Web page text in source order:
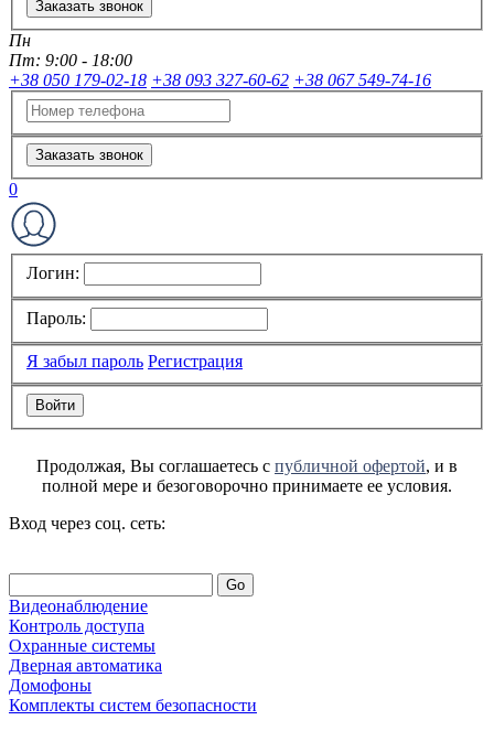
Заказать звонок
Пн
Пт: 9:00 - 18:00
+38 050 179-02-18 +38 093 327-60-62 +38 067 549-74-16
Заказать звонок
0
Логин:
Пароль:
Я забыл пароль Регистрация
Продолжая, Вы соглашаетесь с публичной офертой, и в
полной мере и безоговорочно принимаете ее условия.
Вход через соц. сеть:
Go
Видеонаблюдение
Контроль доступа
Охранные системы
Дверная автоматика
Домофоны
Комплекты систем безопасности